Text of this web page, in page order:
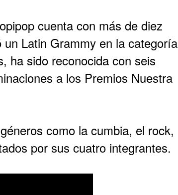
cuenta con más de diez
Latin Grammy en la categoría
ha sido reconocida con seis
a los Premios Nuestra
como la cumbia, el rock,
por sus cuatro integrantes.